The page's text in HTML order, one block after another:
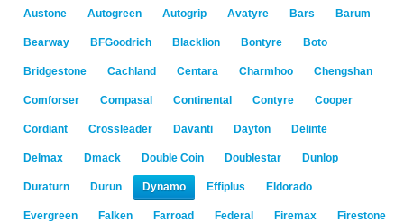
Austone Autogreen Autogrip Avatyre Bars Barum
Bearway BFGoodrich Blacklion Bontyre Boto
Bridgestone Cachland Centara Charmhoo Chengshan
Comforser Compasal Continental Contyre Cooper
Cordiant Crossleader Davanti Dayton Delinte
Delmax Dmack Double Coin Doublestar Dunlop
Duraturn Durun Dynamo Effiplus Eldorado
Evergreen Falken Farroad Federal Firemax Firestone